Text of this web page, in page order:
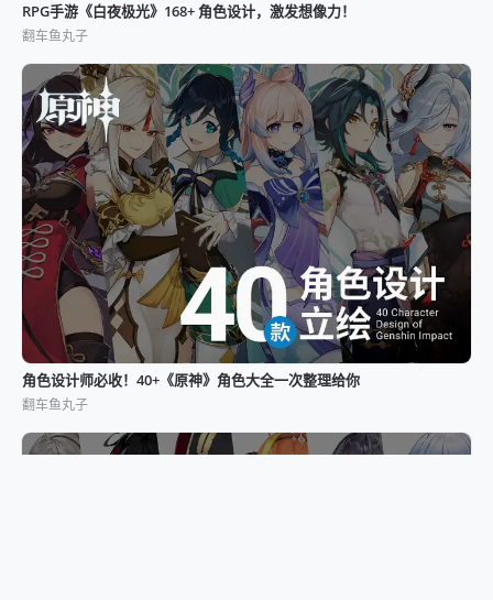
RPG手游《白夜极光》168+ 角色设计，激发想像力！
翻车鱼丸子
角色设计师必收！40+《原神》角色大全一次整理给你
翻车鱼丸子